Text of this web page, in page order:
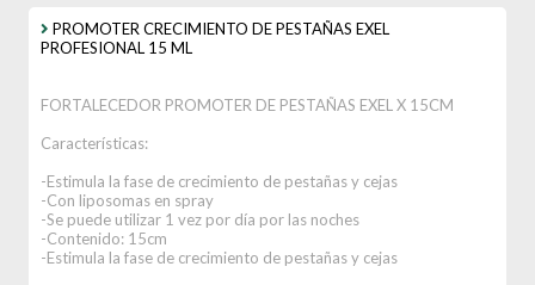
PROMOTER CRECIMIENTO DE PESTAÑAS EXEL
PROFESIONAL 15 ML
FORTALECEDOR PROMOTER DE PESTAÑAS EXEL X 15CM
Características:
-Estimula la fase de crecimiento de pestañas y cejas
-Con liposomas en spray
-Se puede utilizar 1 vez por día por las noches
-Contenido: 15cm
-Estimula la fase de crecimiento de pestañas y cejas